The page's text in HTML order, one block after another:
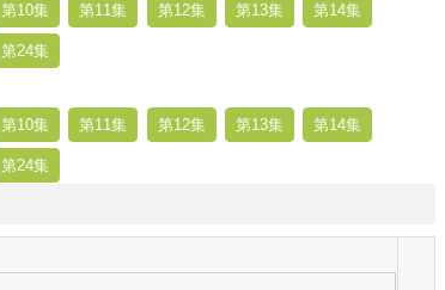
第10集 第11集 第12集 第13集 第14集
第24集
第10集 第11集 第12集 第13集 第14集
第24集